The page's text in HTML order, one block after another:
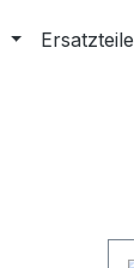
Ersatzteile